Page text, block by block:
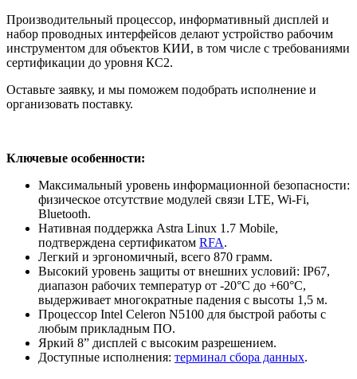
Производительный процессор, информативный дисплей и
набор проводных интерфейсов делают устройство рабочим
инструментом для объектов КИИ, в том числе с требованиями
сертификации до уровня КС2.
Оставьте заявку, и мы поможем подобрать исполнение и
организовать поставку.
Ключевые особенности:
Максимальный уровень информационной безопасности:
физическое отсутствие модулей связи LTE, Wi-Fi,
Bluetooth.
Нативная поддержка Astra Linux 1.7 Mobile,
подтверждена сертификатом RFA.
Легкий и эргономичный, всего 870 грамм.
Высокий уровень защиты от внешних условий: IP67,
диапазон рабочих температур от -20°С до +60°С,
выдерживает многократные падения с высоты 1,5 м.
Процессор Intel Celeron N5100 для быстрой работы с
любым прикладным ПО.
Яркий 8” дисплей с высоким разрешением.
Доступные исполнения: терминал сбора данных.